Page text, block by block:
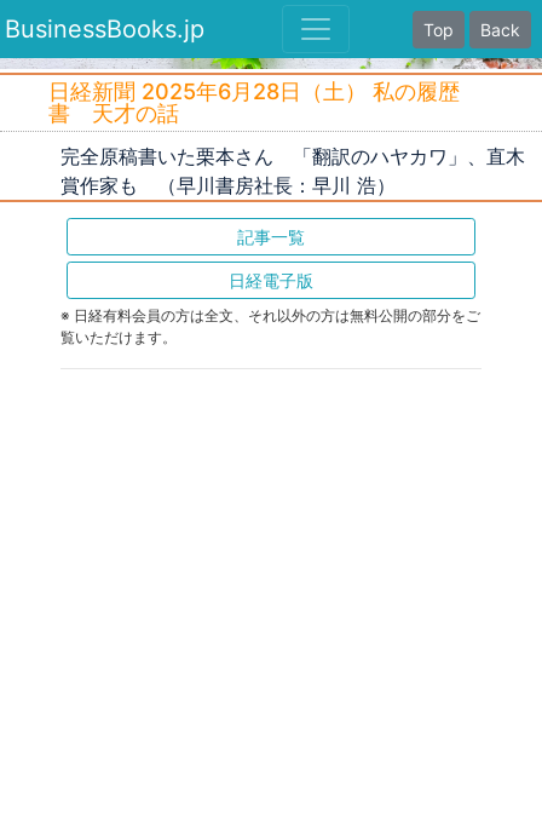
BusinessBooks.jp Top Back
日経新聞 2025年6月28日（土） 私の履歴
書 天才の話
完全原稿書いた栗本さん 「翻訳のハヤカワ」、直木
賞作家も （早川書房社長：早川 浩）
記事一覧
日経電子版
※ 日経有料会員の方は全文、それ以外の方は無料公開の部分をご
覧いただけます。